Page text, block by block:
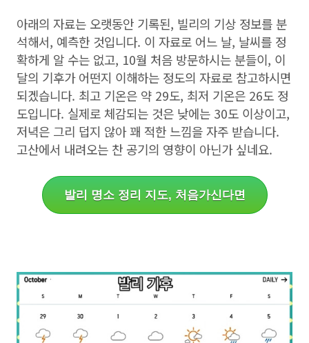
아래의 자료는 오랫동안 기록된, 빌리의 기상 정보를 분
석해서, 예측한 것입니다. 이 자료로 어느 날, 날씨를 정
확하게 알 수는 없고, 10월 처음 방문하시는 분들이, 이
달의 기후가 어떤지 이해하는 정도의 자료로 참고하시면
되겠습니다. 최고 기온은 약 29도, 최저 기온은 26도 정
도입니다. 실제로 체감되는 것은 낮에는 30도 이상이고,
저녁은 그리 덥지 않아 꽤 적한 느낌을 자주 받습니다.
고산에서 내려오는 찬 공기의 영향이 아닌가 싶네요.
발리 명소 정리 지도, 처음가신다면